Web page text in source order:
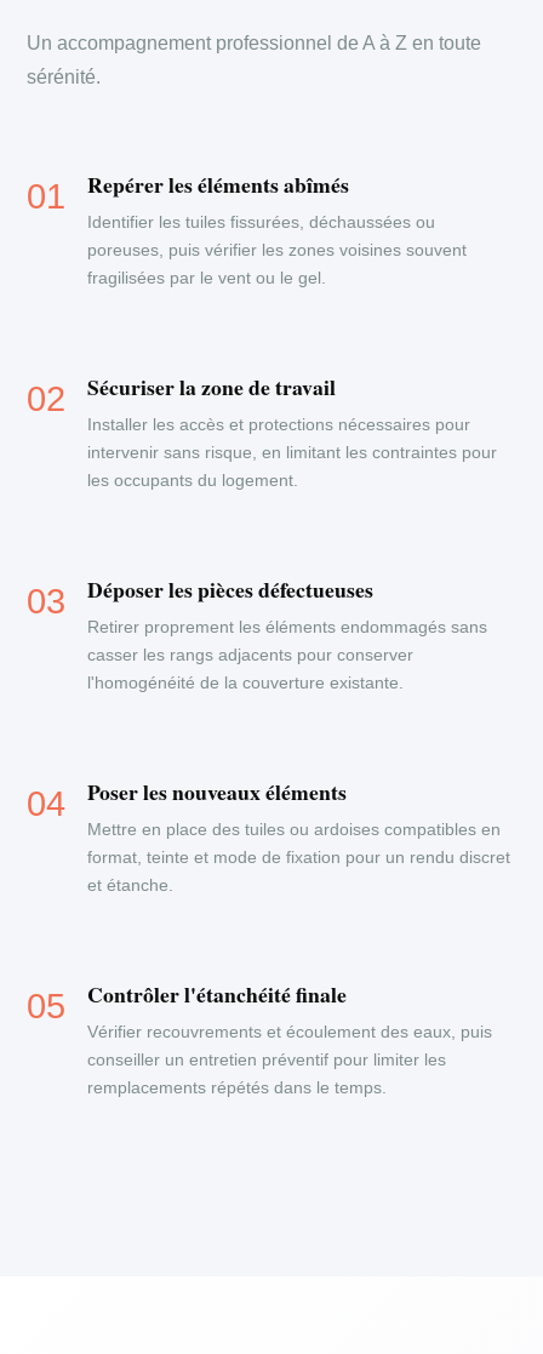
Un accompagnement professionnel de A à Z en toute
sérénité.
Repérer les éléments abîmés
Identifier les tuiles fissurées, déchaussées ou
poreuses, puis vérifier les zones voisines souvent
fragilisées par le vent ou le gel.
Sécuriser la zone de travail
Installer les accès et protections nécessaires pour
intervenir sans risque, en limitant les contraintes pour
les occupants du logement.
Déposer les pièces défectueuses
Retirer proprement les éléments endommagés sans
casser les rangs adjacents pour conserver
l'homogénéité de la couverture existante.
Poser les nouveaux éléments
Mettre en place des tuiles ou ardoises compatibles en
format, teinte et mode de fixation pour un rendu discret
et étanche.
Contrôler l'étanchéité finale
Vérifier recouvrements et écoulement des eaux, puis
conseiller un entretien préventif pour limiter les
remplacements répétés dans le temps.